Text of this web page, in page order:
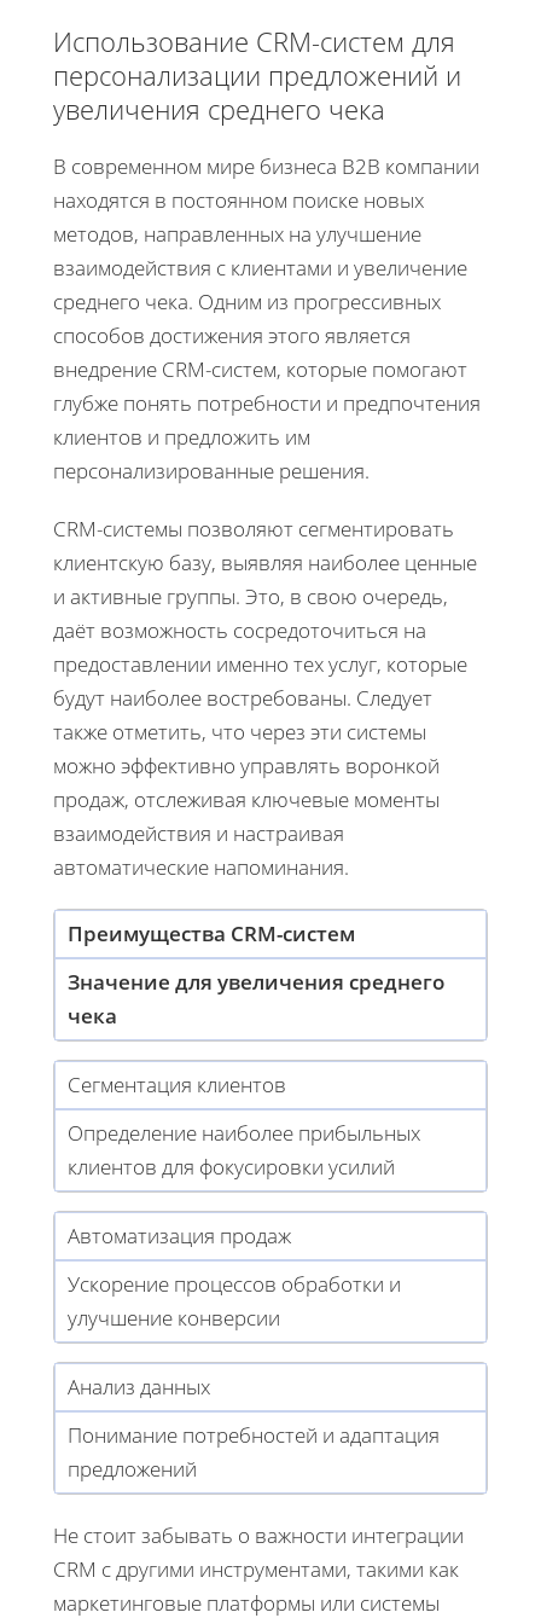
Использование CRM-систем для
персонализации предложений и
увеличения среднего чека
В современном мире бизнеса B2B компании
находятся в постоянном поиске новых
методов, направленных на улучшение
взаимодействия с клиентами и увеличение
среднего чека. Одним из прогрессивных
способов достижения этого является
внедрение CRM-систем, которые помогают
глубже понять потребности и предпочтения
клиентов и предложить им
персонализированные решения.
CRM-системы позволяют сегментировать
клиентскую базу, выявляя наиболее ценные
и активные группы. Это, в свою очередь,
даёт возможность сосредоточиться на
предоставлении именно тех услуг, которые
будут наиболее востребованы. Следует
также отметить, что через эти системы
можно эффективно управлять воронкой
продаж, отслеживая ключевые моменты
взаимодействия и настраивая
автоматические напоминания.
Преимущества CRM-систем
Значение для увеличения среднего
чека
Сегментация клиентов
Определение наиболее прибыльных
клиентов для фокусировки усилий
Автоматизация продаж
Ускорение процессов обработки и
улучшение конверсии
Анализ данных
Понимание потребностей и адаптация
предложений
Не стоит забывать о важности интеграции
CRM с другими инструментами, такими как
маркетинговые платформы или системы